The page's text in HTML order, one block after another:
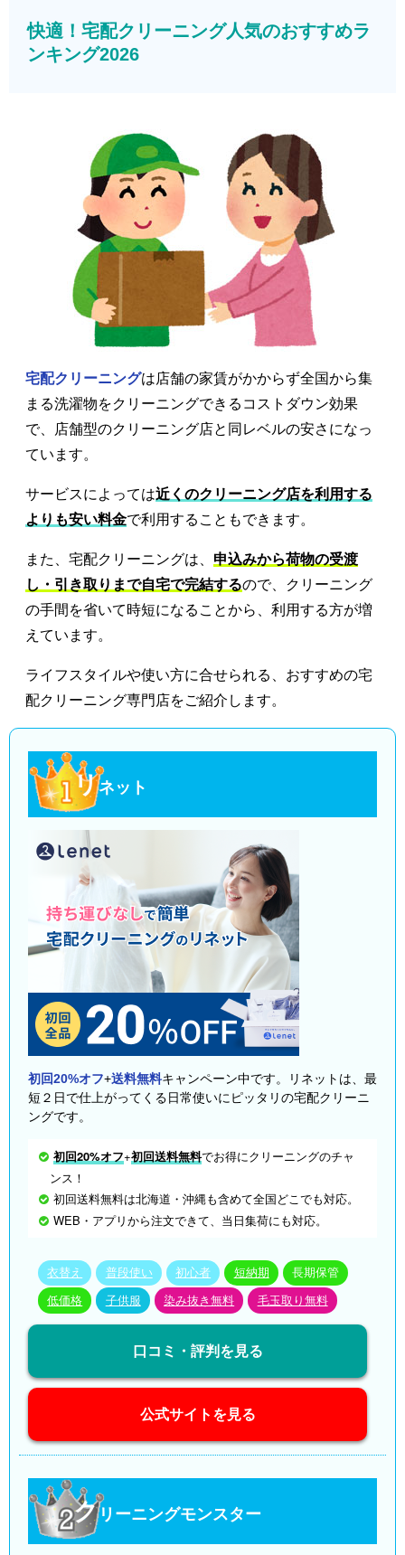
快適！宅配クリーニング人気のおすすめラ
ンキング2026
宅配クリーニングは店舗の家賃がかからず全国から集
まる洗濯物をクリーニングできるコストダウン効果
で、店舗型のクリーニング店と同レベルの安さになっ
ています。
サービスによっては近くのクリーニング店を利用する
よりも安い料金で利用することもできます。
また、宅配クリーニングは、 申込みから荷物の受渡
し・引き取りまで自宅で完結するので、クリーニング
の手間を省いて時短になることから、利用する方が増
えています。
ライフスタイルや使い方に合せられる、おすすめの宅
配クリーニング専門店をご紹介します。
リネット
初回20%オフ+送料無料キャンペーン中です。リネットは、最
短２日で仕上がってくる日常使いにピッタリの宅配クリーニ
ングです。
初回20%オフ+初回送料無料でお得にクリーニングのチャ
ンス！
初回送料無料は北海道・沖縄も含めて全国どこでも対応。
WEB・アプリから注文できて、当日集荷にも対応。
衣替え 普段使い 初心者 短納期 長期保管
低価格 子供服 染み抜き無料 毛玉取り無料
口コミ・評判を見る
公式サイトを見る
クリーニングモンスター